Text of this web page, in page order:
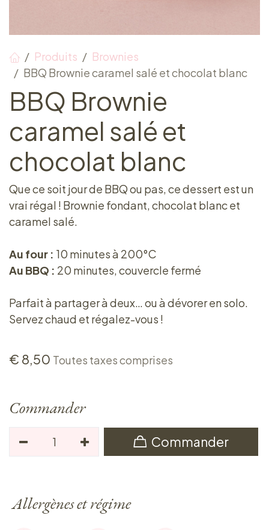
Produits
Brownies
BBQ Brownie caramel salé et chocolat blanc
BBQ Brownie
caramel salé et
chocolat blanc
Que ce soit jour de BBQ ou pas, ce dessert est un
vrai régal ! Brownie fondant, chocolat blanc et
caramel salé.
Au four : 10 minutes à 200°C
Au BBQ : 20 minutes, couvercle fermé
Parfait à partager à deux… ou à dévorer en solo.
Servez chaud et régalez-vous !
€ 8,50 Toutes taxes comprises
Commander
Commander
Allergènes et régime